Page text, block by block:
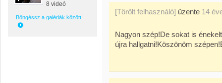
8 videó
Böngéssz a galériák között!
[Törölt felhasználó] üzente 14
Nagyon szép!De sokat is
újra hallgatni!Köszönöm